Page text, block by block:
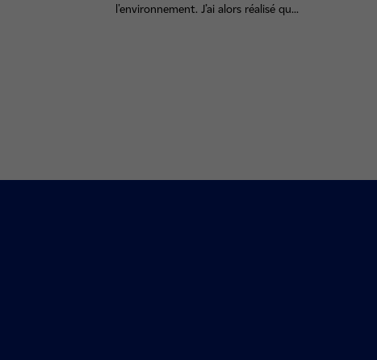
l'environnement. J’ai alors réalisé qu...